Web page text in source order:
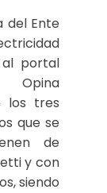
del Ente
al portal
los tres
que se
de
y con
siendo